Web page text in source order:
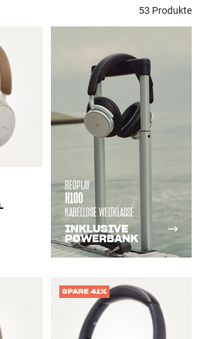
53 Produkte
BEOPLAY
H100
KABELLOSE WELTKLASSE
INKLUSIVE
POWERBANK
SPARE 41%